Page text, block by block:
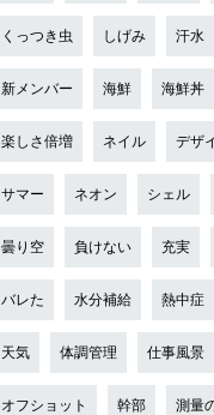
くっつき虫 しげみ 汗水
新メンバー 海鮮 海鮮丼
楽しさ倍増 ネイル デザ
サマー ネオン シェル
曇り空 負けない 充実
バレた 水分補給 熱中症
天気 体調管理 仕事風景
オフショット 幹部 測量